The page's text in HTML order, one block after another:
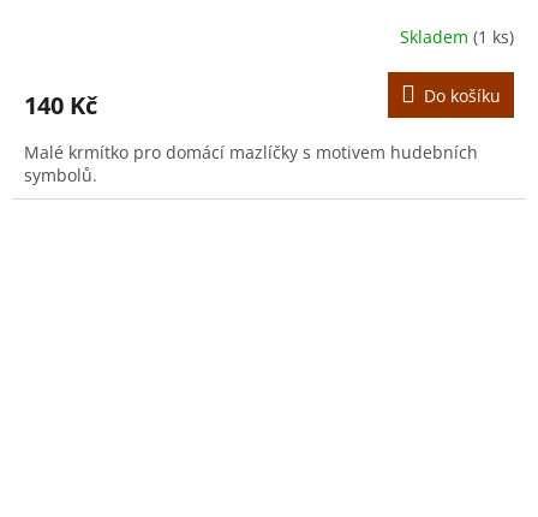
Skladem (1 ks)
140 Kč Do košíku
Malé krmítko pro domácí mazlíčky s motivem hudebních
symbolů.